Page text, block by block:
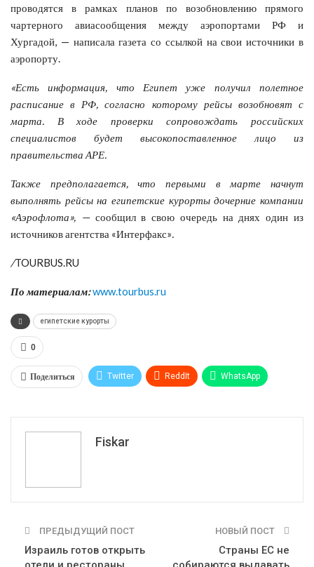
проводятся в рамках планов по возобновлению прямого
чартерного авиасообщения между аэропортами РФ и
Хургадой, — написала газета со ссылкой на свои источники в
аэропорту.
«Есть информация, что Египет уже получил полетное
расписание в РФ, согласно которому рейсы возобновят с
марта. В ходе проверки сопровождать российских
специалистов будет высокопоставленное лицо из
правительства АРЕ.
Также предполагается, что первыми в марте начнут
выполнять рейсы на египетские курорты дочерние компании
«Аэрофлота», — сообщил в свою очередь на днях один из
источников агентства «Интерфакс».
/TOURBUS.RU
По материалам:www.tourbus.ru
египетские курорты
0
Поделиться Twitter ReddIt WhatsApp
Fiskar
ПРЕДЫДУЩИЙ ПОСТ
Израиль готов открыть
НОВЫЙ ПОСТ
Страны ЕС не